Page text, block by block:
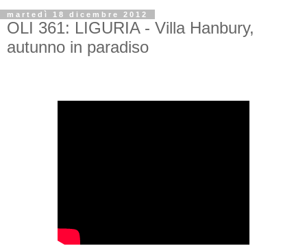
martedì 18 dicembre 2012
OLI 361: LIGURIA - Villa Hanbury,
autunno in paradiso